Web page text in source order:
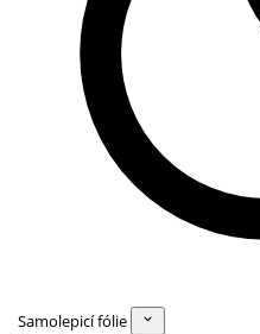
Samolepicí fólie